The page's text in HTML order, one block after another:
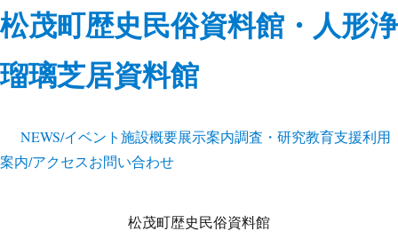
松茂町歴史民俗資料館・人形浄
瑠璃芝居資料館
NEWS/イベント施設概要展示案内調査・研究教育支援利用
案内/アクセスお問い合わせ
松茂町歴史民俗資料館